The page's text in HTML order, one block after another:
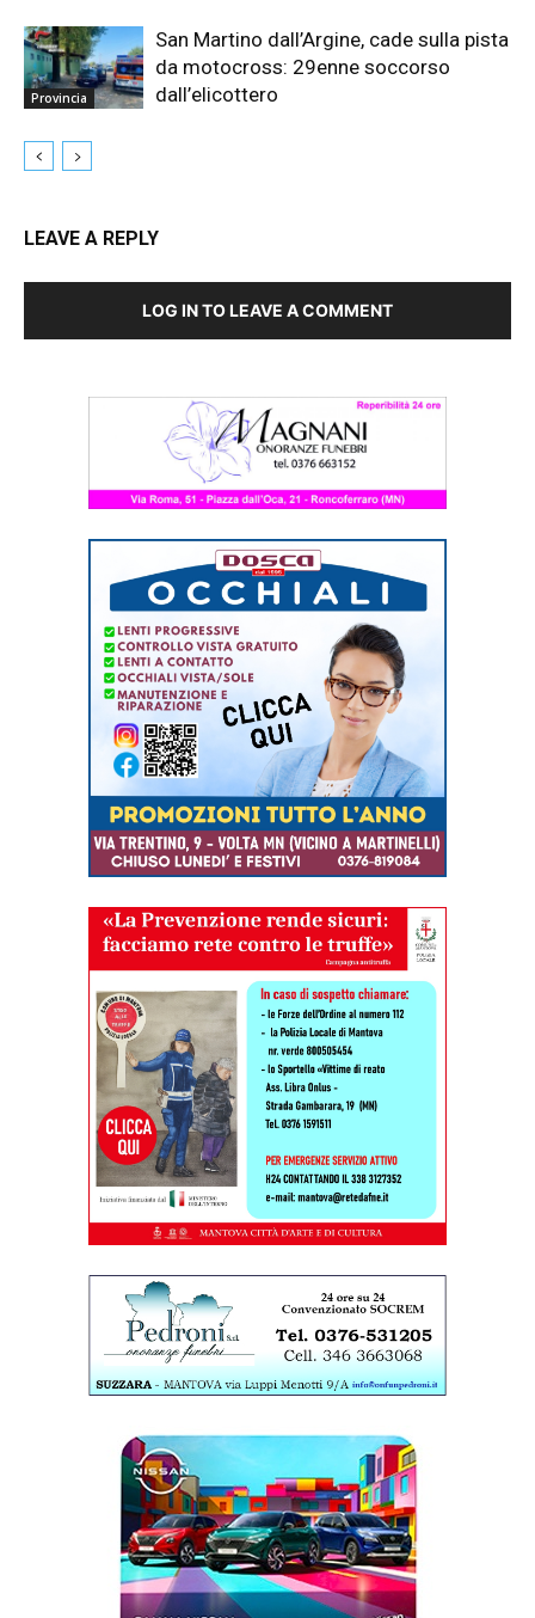
Provincia
San Martino dall’Argine, cade sulla pista
da motocross: 29enne soccorso
dall’elicottero
LEAVE A REPLY
LOG IN TO LEAVE A COMMENT